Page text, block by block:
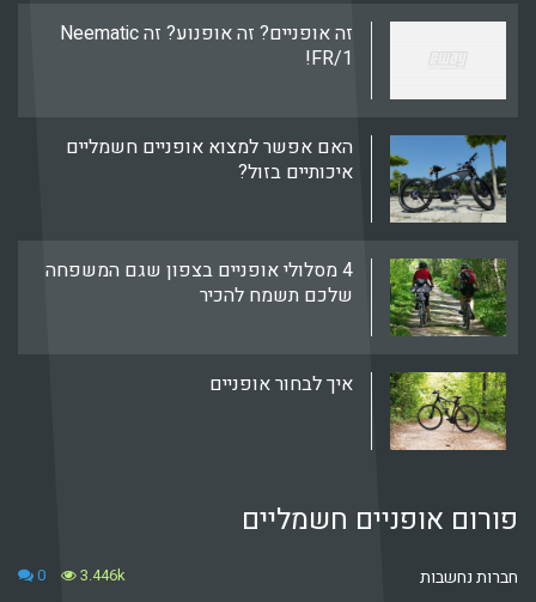
זה אופניים? זה אופנוע? זה Neematic
האם אפשר למצוא אופניים חשמליים
איכותיים בזול?
4 מסלולי אופניים בצפון שגם המשפחה
שלכם תשמח להכיר
איך לבחור אופניים
אופניים חשמליים
0